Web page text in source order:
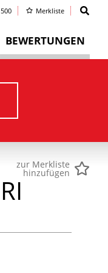
Merkliste
BEWERTUNGEN
zur Merkliste
hinzufügen